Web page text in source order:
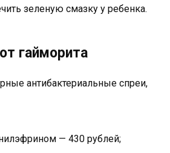
зеленую смазку у ребенка.
гайморита
антибактериальные спреи,
— 430 рублей;